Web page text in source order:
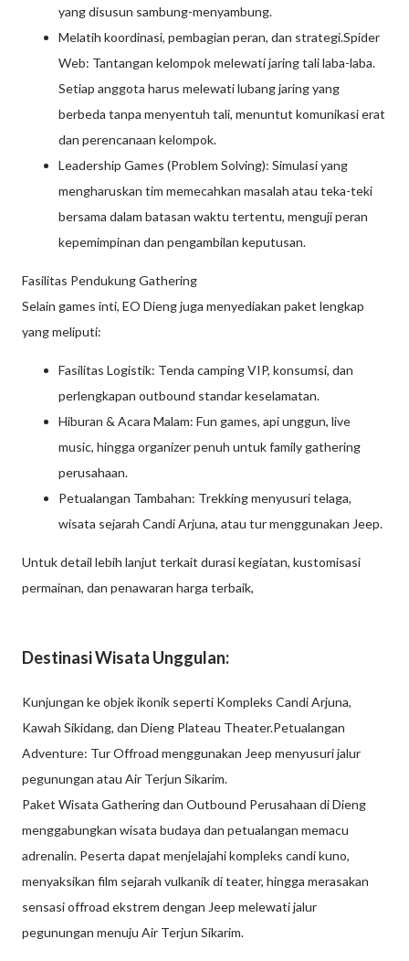
yang disusun sambung-menyambung.
Melatih koordinasi, pembagian peran, dan strategi.Spider
Web: Tantangan kelompok melewati jaring tali laba-laba.
Setiap anggota harus melewati lubang jaring yang
berbeda tanpa menyentuh tali, menuntut komunikasi erat
dan perencanaan kelompok.
Leadership Games (Problem Solving): Simulasi yang
mengharuskan tim memecahkan masalah atau teka-teki
bersama dalam batasan waktu tertentu, menguji peran
kepemimpinan dan pengambilan keputusan.
Fasilitas Pendukung Gathering
Selain games inti, EO Dieng juga menyediakan paket lengkap
yang meliputi:
Fasilitas Logistik: Tenda camping VIP, konsumsi, dan
perlengkapan outbound standar keselamatan.
Hiburan & Acara Malam: Fun games, api unggun, live
music, hingga organizer penuh untuk family gathering
perusahaan.
Petualangan Tambahan: Trekking menyusuri telaga,
wisata sejarah Candi Arjuna, atau tur menggunakan Jeep.
Untuk detail lebih lanjut terkait durasi kegiatan, kustomisasi
permainan, dan penawaran harga terbaik,
Destinasi Wisata Unggulan:
Kunjungan ke objek ikonik seperti Kompleks Candi Arjuna,
Kawah Sikidang, dan Dieng Plateau Theater.Petualangan
Adventure: Tur Offroad menggunakan Jeep menyusuri jalur
pegunungan atau Air Terjun Sikarim.
Paket Wisata Gathering dan Outbound Perusahaan di Dieng
menggabungkan wisata budaya dan petualangan memacu
adrenalin. Peserta dapat menjelajahi kompleks candi kuno,
menyaksikan film sejarah vulkanik di teater, hingga merasakan
sensasi offroad ekstrem dengan Jeep melewati jalur
pegunungan menuju Air Terjun Sikarim.